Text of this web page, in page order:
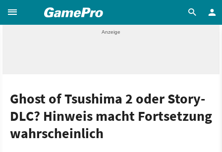
Ghost of Tsushima 2 oder Story-
DLC? Hinweis macht Fortsetzung
wahrscheinlich